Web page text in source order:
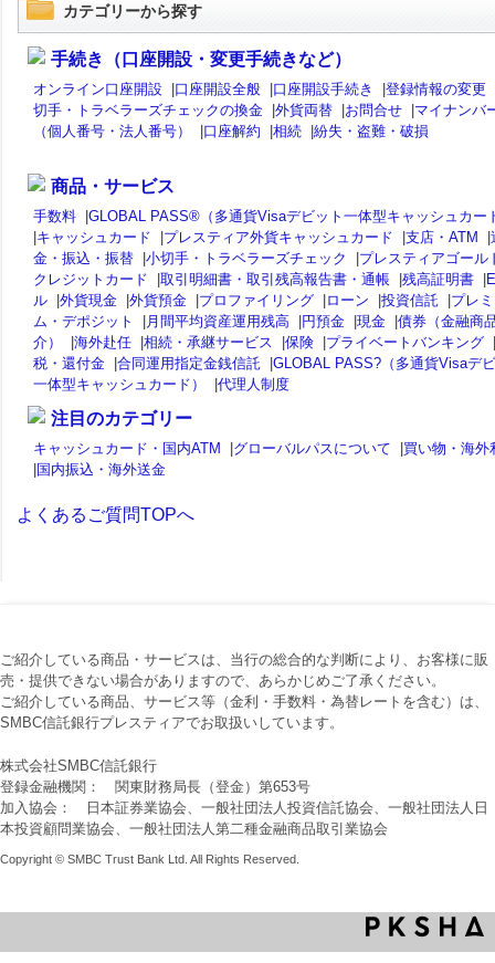
カテゴリーから探す
手続き（口座開設・変更手続きなど）
オンライン口座開設 |口座開設全般 |口座開設手続き |登録情報の変更
切手・トラベラーズチェックの換金 |外貨両替 |お問合せ |マイナンバ
（個人番号・法人番号）
|口座解約 |相続 |紛失・盗難・破損
商品・サービス
手数料 |GLOBAL PASS®（多通貨Visaデビット一体型キャッシュカー
|キャッシュカード |プレスティア外貨キャッシュカード |支店・ATM |
金・振込・振替 |小切手・トラベラーズチェック |プレスティアゴール
クレジットカード
|取引明細書・取引残高報告書・通帳 |残高証明書 |
ル |外貨現金 |外貨預金 |プロファイリング |ローン |投資信託 |プレ
ム・デポジット
| 月間平均資産運用残高 |円預金 |現金 |債券（金融商
介）
|海外赴任 |相続・承継サービス |保険 |プライベートバンキング |
税・還付金 |合同運用指定金銭信託 |GLOBAL PASS?（多通貨Visaデ
一体型キャッシュカード）
|代理人制度
注目のカテゴリー
キャッシュカード・国内ATM |グローバルパスについて |買い物・海外
|国内振込・海外送金
よくあるご質問TOPへ
ご紹介している商品・サービスは、当行の総合的な判断により、お客様に販
売・提供できない場合がありますので、あらかじめご了承ください。
ご紹介している商品、サービス等（金利・手数料・為替レートを含む）は、
SMBC信託銀行プレスティアでお取扱いしています。
株式会社SMBC信託銀行
登録金融機関： 関東財務局長（登金）第653号
加入協会： 日本証券業協会、一般社団法人投資信託協会、一般社団法人日
本投資顧問業協会、一般社団法人第二種金融商品取引業協会
Copyright © SMBC Trust Bank Ltd. All Rights Reserved.